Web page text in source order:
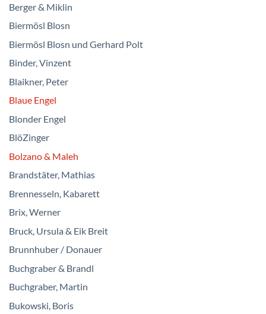
Berger & Miklin
Biermösl Blosn
Biermösl Blosn und Gerhard Polt
Binder, Vinzent
Blaikner, Peter
Blaue Engel
Blonder Engel
BlöZinger
Bolzano & Maleh
Brandstäter, Mathias
Brennesseln, Kabarett
Brix, Werner
Bruck, Ursula & Eik Breit
Brunnhuber / Donauer
Buchgraber & Brandl
Buchgraber, Martin
Bukowski, Boris